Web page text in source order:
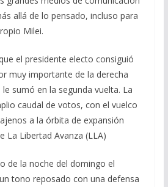
allá de lo pensado, incluso para
Milei.
el presidente electo consiguió
muy importante de la derecha
sumó en la segunda vuelta. La
caudal de votos, con el vuelco
a la órbita de expansión
La Libertad Avanza (LLA)
de la noche del domingo el
tono reposado con una defensa